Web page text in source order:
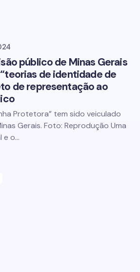
público de Minas Gerais
de identidade de
de representação ao
Protetora” tem sido veiculado
Gerais. Foto: Reprodução Uma
e o…